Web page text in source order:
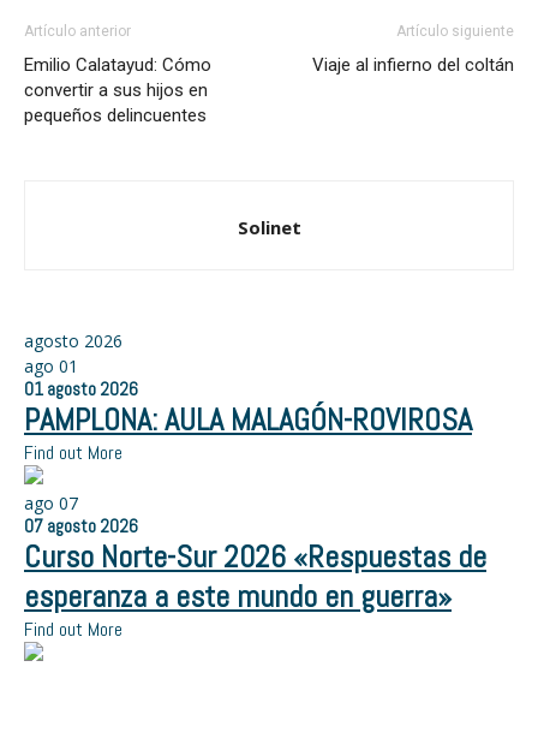
Artículo anterior
Emilio Calatayud: Cómo
convertir a sus hijos en
pequeños delincuentes
Artículo siguiente
Viaje al infierno del coltán
Solinet
agosto 2026
ago 01
01 agosto 2026
PAMPLONA: AULA MALAGÓN-ROVIROSA
Find out More
ago 07
07 agosto 2026
Curso Norte-Sur 2026 «Respuestas de
esperanza a este mundo en guerra»
Find out More